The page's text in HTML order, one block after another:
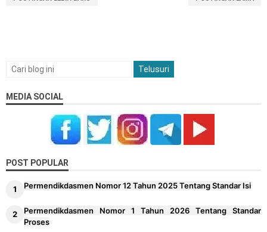
MEDIA SOCIAL
POST POPULAR
Permendikdasmen Nomor 12 Tahun 2025 Tentang Standar Isi
Permendikdasmen Nomor 1 Tahun 2026 Tentang Standar
Proses